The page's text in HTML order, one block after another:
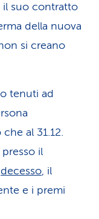
il suo contratto
della nuova
si creano
tenuti ad
al 31.12.
il
decesso, il
e i premi